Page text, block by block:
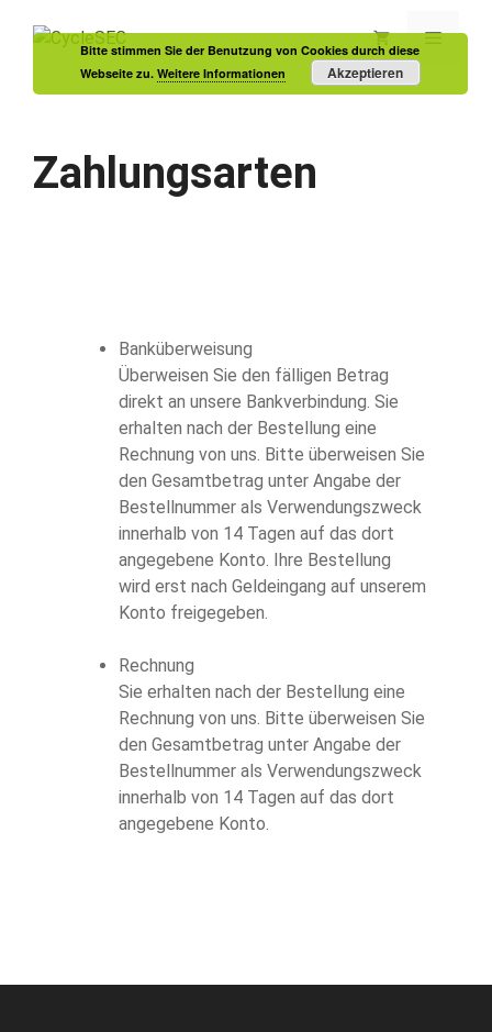
Inhalt
Menü
Zahlungsarten
Banküberweisung
Überweisen Sie den fälligen Betrag
direkt an unsere Bankverbindung. Sie
erhalten nach der Bestellung eine
Rechnung von uns. Bitte überweisen Sie
den Gesamtbetrag unter Angabe der
Bestellnummer als Verwendungszweck
innerhalb von 14 Tagen auf das dort
angegebene Konto. Ihre Bestellung
wird erst nach Geldeingang auf unserem
Konto freigegeben.
Rechnung
Sie erhalten nach der Bestellung eine
Rechnung von uns. Bitte überweisen Sie
den Gesamtbetrag unter Angabe der
Bestellnummer als Verwendungszweck
innerhalb von 14 Tagen auf das dort
angegebene Konto.
Bitte stimmen Sie der Benutzung von Cookies durch diese
Webseite zu. Weitere Informationen Akzeptieren